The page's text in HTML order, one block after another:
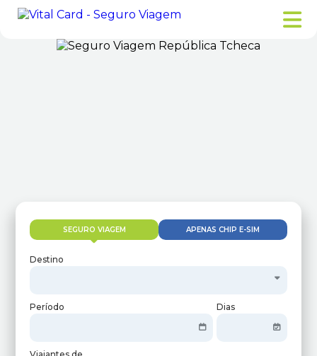
SEGURO VIAGEM APENAS CHIP E-SIM
Destino
Período Dias